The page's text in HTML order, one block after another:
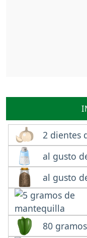
2 dientes
al gusto
al gusto
80